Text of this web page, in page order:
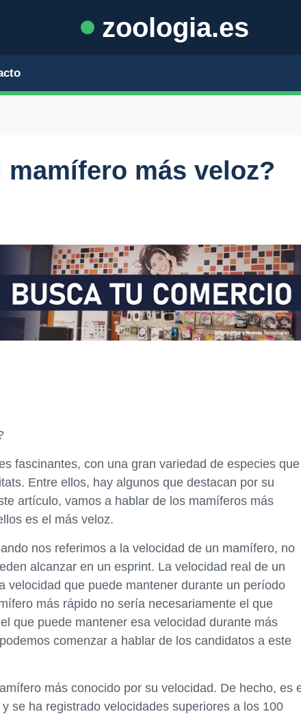
zoologia.es
mamífero más veloz?
fascinantes, con una gran variedad de especies que
Entre ellos, hay algunos que destacan por su
artículo, vamos a hablar de los mamíferos más
es el más veloz.
nos referimos a la velocidad de un mamífero, no
alcanzar en un esprint. La velocidad real de un
velocidad que puede mantener durante un período
más rápido no sería necesariamente el que
que puede mantener esa velocidad durante más
comenzar a hablar de los candidatos a este
más conocido por su velocidad. De hecho, es
se ha registrado velocidades superiores a los 100